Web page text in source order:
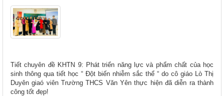
Tiết chuyên đề KHTN 9: Phát triển năng lực và phẩm chất của học
sinh thông qua tiết học “ Đột biến nhiễm sắc thể “ do cô giáo Lò Thị
Duyên giaó viên Trường THCS Văn Yên thực hiện đã diễn ra thành
công tốt đẹp!